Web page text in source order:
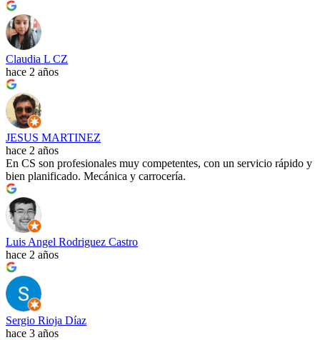
Claudia L CZ
hace 2 años
JESUS MARTINEZ
hace 2 años
En CS son profesionales muy competentes, con un servicio rápido y
bien planificado. Mecánica y carrocería.
Luis Angel Rodriguez Castro
hace 2 años
Sergio Rioja Díaz
hace 3 años